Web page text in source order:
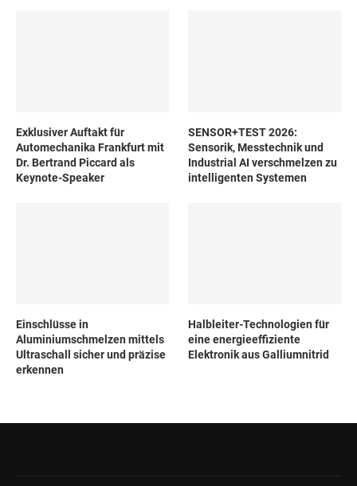
Exklusiver Auftakt für
Automechanika Frankfurt mit
Dr. Bertrand Piccard als
Keynote-Speaker
SENSOR+TEST 2026:
Sensorik, Messtechnik und
Industrial AI verschmelzen zu
intelligenten Systemen
Einschlüsse in
Aluminiumschmelzen mittels
Ultraschall sicher und präzise
erkennen
Halbleiter-Technologien für
eine energieeffiziente
Elektronik aus Galliumnitrid